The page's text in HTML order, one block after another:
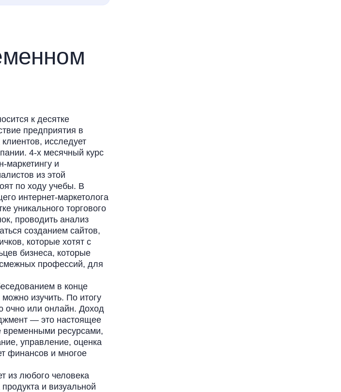
к десятке
предприятия в
исследует
4-х месячный курс
маркетингу и
из этой
по ходу учебы. В
интернет-маркетолога
уникального торгового
проводить анализ
созданием сайтов,
которые хотят с
бизнеса, которые
смежных профессий, для
в конце
изучить. По итогу
очно или онлайн. Доход
— это настоящее
временными ресурсами,
управление, оценка
финансов и многое
из любого человека
и визуальной